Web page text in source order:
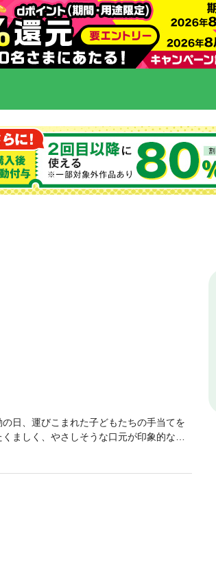
日、運びこまれた子どもたちの手当てを
ましく、やさしそうな口元が印象的な彼
、ジョージーナはベッドに入るとき、男
『赤い薔薇とキス』の関連作です。